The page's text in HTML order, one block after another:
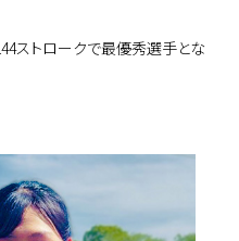
ストロークで最優秀選手とな